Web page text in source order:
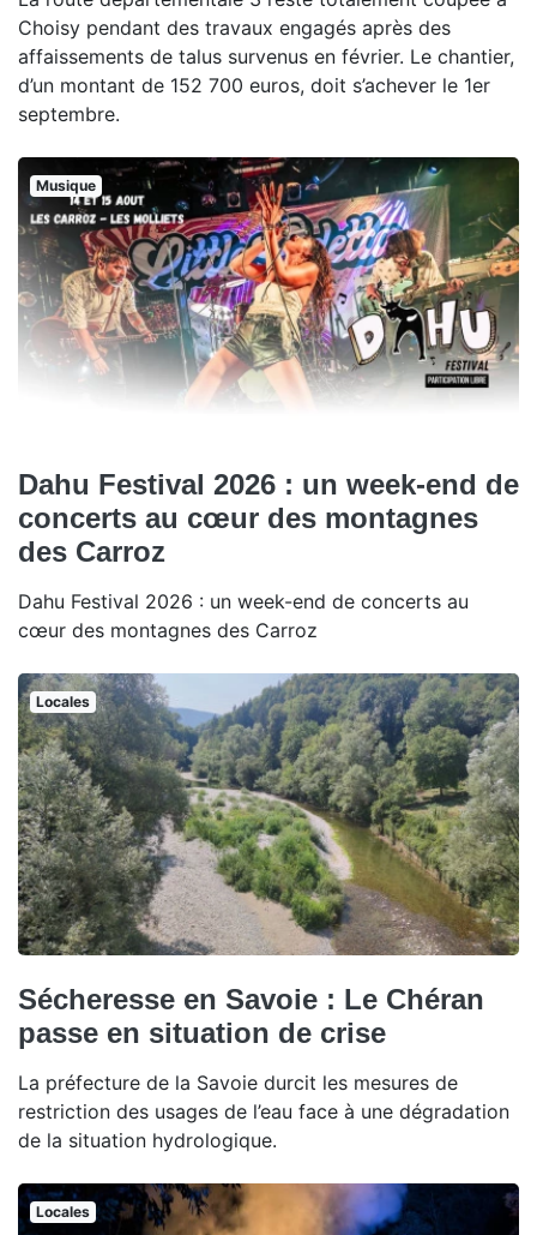
Choisy pendant des travaux engagés après des
affaissements de talus survenus en février. Le chantier,
d’un montant de 152 700 euros, doit s’achever le 1er
septembre.
Musique
Dahu Festival 2026 : un week-end de
concerts au cœur des montagnes
des Carroz
Dahu Festival 2026 : un week-end de concerts au
cœur des montagnes des Carroz
Locales
Sécheresse en Savoie : Le Chéran
passe en situation de crise
La préfecture de la Savoie durcit les mesures de
restriction des usages de l’eau face à une dégradation
de la situation hydrologique.
Locales